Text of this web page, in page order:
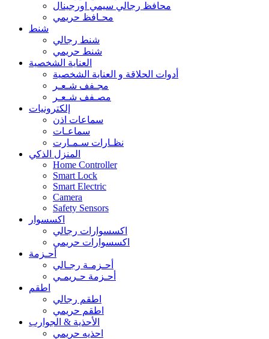
محافظ رجالي سيمي اورجينال
محـافظ حريمي
شنط
شنط رجالي
شنط حريمي
العناية الشخصية
أدوات الحلاقة و العناية الشخصية
مجـفف شـعـر
مصـفف شـعـر
إلكترونيات
سماعات اذن
سماعـات
نظـارات سـمـارت
المنزل الذكي
Home Controller
Smart Lock
Smart Electric
Camera
Safety Sensors
اكسسوار
اكسسوارات رجالي
اكسسوارات حريمي
أحـزمة
أحـزمـة رجـالي
أحـزمة حـريمـي
اطقم
اطقم رجالي
اطقم حريمي
الأحذية & الجوارب
احذيه حريمي